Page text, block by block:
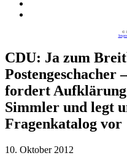
©
CDU: Ja zum
fordert
Simmler und legt
Fragenkatalog vor
10. Oktober 2012